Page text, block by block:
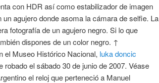
con HDR así como estabilizador de imagen
un agujero donde asoma la cámara de selfie. La
fotografía de un agujero negro. Si lo que
dispones de un color negro. ↑
el Museo Histórico Nacional, luka doncic
el sábado 30 de junio de 2007. Véase
el reloj que perteneció a Manuel